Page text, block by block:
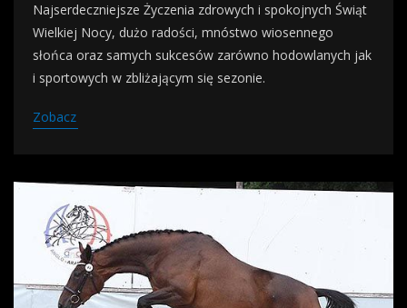
Najserdeczniejsze Życzenia zdrowych i spokojnych Świąt
Wielkiej Nocy, dużo radości, mnóstwo wiosennego
słońca oraz samych sukcesów zarówno hodowlanych jak
i sportowych w zbliżającym się sezonie.
Zobacz